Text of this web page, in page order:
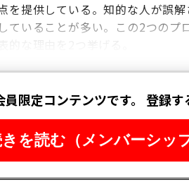
を提供している。知的な人が誤
ていることが多い。この2つの